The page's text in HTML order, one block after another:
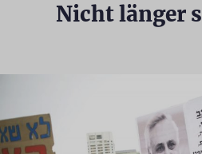
Nicht länger